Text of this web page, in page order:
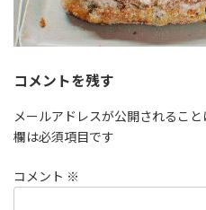
コメントを残す
メールアドレスが公開されること
欄は必須項目です
コメント ※